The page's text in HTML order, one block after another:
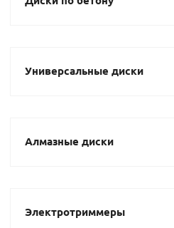
Универсальные диски
Алмазные диски
Электротриммеры